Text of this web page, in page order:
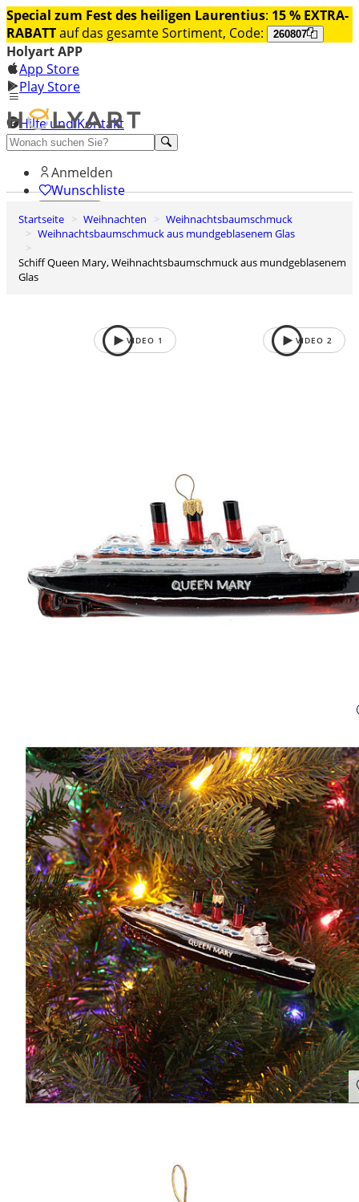
Special zum Fest des heiligen Laurentius: 15 % EXTRA-
RABATTauf das gesamte Sortiment, Code: 260807
Holyart APP
App Store
Play Store
Hilfe und Kontakt
Entdecken Sie Premium
Anmelden
Wunschliste
0
Warenkorb
Startseite Weihnachten
Weihnachtsbaumschmuck
Weihnachtsbaumschmuck aus mundgeblasenem Glas
Schiff Queen Mary, Weihnachtsbaumschmuck aus mundgeblasenem
Glas
VIDEO 1 VIDEO 2